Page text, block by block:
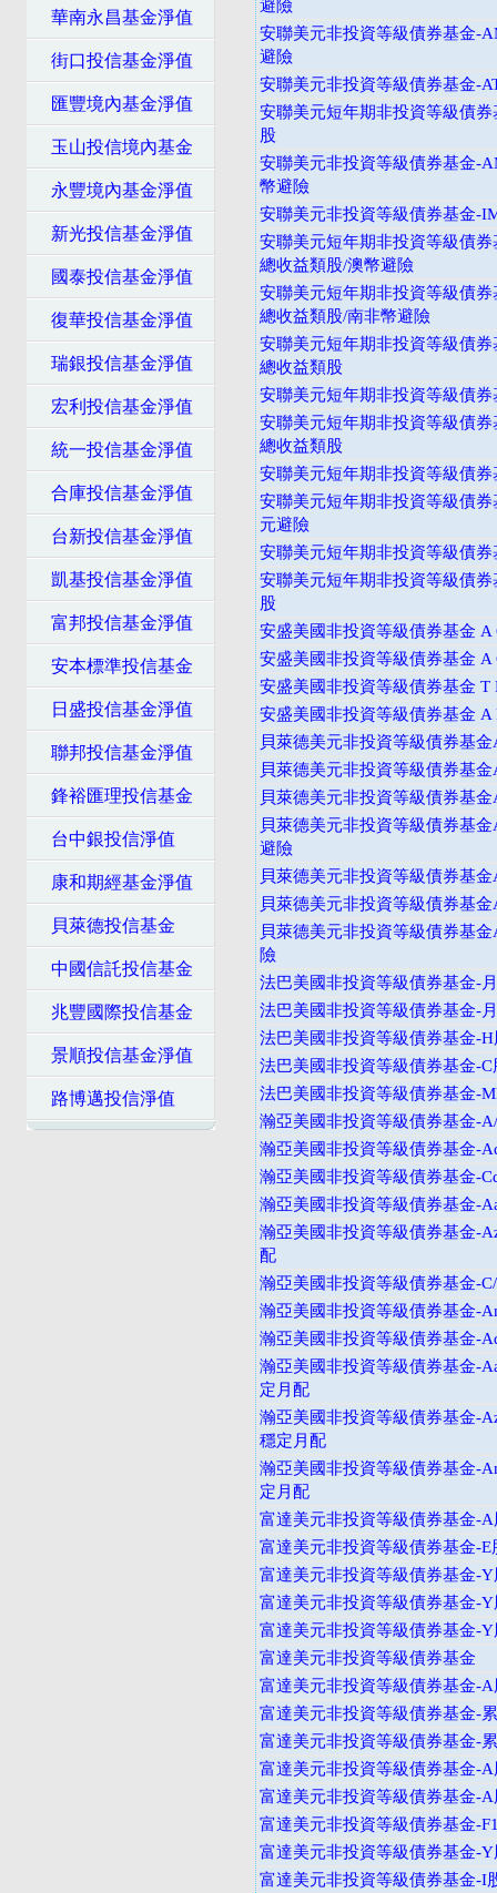
華南永昌基金淨值
街口投信基金淨值
匯豐境內基金淨值
玉山投信境內基金
永豐境內基金淨值
新光投信基金淨值
國泰投信基金淨值
復華投信基金淨值
瑞銀投信基金淨值
宏利投信基金淨值
統一投信基金淨值
合庫投信基金淨值
台新投信基金淨值
凱基投信基金淨值
富邦投信基金淨值
安本標準投信基金
日盛投信基金淨值
聯邦投信基金淨值
鋒裕匯理投信基金
台中銀投信淨值
康和期經基金淨值
貝萊德投信基金
中國信託投信基金
兆豐國際投信基金
景順投信基金淨值
路博邁投信淨值
避險
安聯美元非投資等級債券基金-
避險
安聯美元非投資等級債券基金-
安聯美元短年期非投資等級債
股
安聯美元非投資等級債券基金-
幣避險
安聯美元非投資等級債券基金-
安聯美元短年期非投資等級債
總收益類股/澳幣避險
安聯美元短年期非投資等級債
總收益類股/南非幣避險
安聯美元短年期非投資等級債
總收益類股
安聯美元短年期非投資等級債
安聯美元短年期非投資等級債
總收益類股
安聯美元短年期非投資等級債
安聯美元短年期非投資等級債
元避險
安聯美元短年期非投資等級債
安聯美元短年期非投資等級債
股
安盛美國非投資等級債券基金 A
安盛美國非投資等級債券基金 A
安盛美國非投資等級債券基金 T
安盛美國非投資等級債券基金 A
貝萊德美元非投資等級債券基
貝萊德美元非投資等級債券基
貝萊德美元非投資等級債券基
貝萊德美元非投資等級債券基
避險
貝萊德美元非投資等級債券基金
貝萊德美元非投資等級債券基
貝萊德美元非投資等級債券基
險
法巴美國非投資等級債券基金-
法巴美國非投資等級債券基金-
法巴美國非投資等級債券基金-
法巴美國非投資等級債券基金-C
法巴美國非投資等級債券基金-
瀚亞美國非投資等級債券基金-
瀚亞美國非投資等級債券基金-
瀚亞美國非投資等級債券基金-
瀚亞美國非投資等級債券基金-
瀚亞美國非投資等級債券基金-
配
瀚亞美國非投資等級債券基金-
瀚亞美國非投資等級債券基金-
瀚亞美國非投資等級債券基金-
瀚亞美國非投資等級債券基金-
定月配
瀚亞美國非投資等級債券基金-
穩定月配
瀚亞美國非投資等級債券基金-
定月配
富達美元非投資等級債券基金-
富達美元非投資等級債券基金-
富達美元非投資等級債券基金-Y
富達美元非投資等級債券基金-
富達美元非投資等級債券基金-
富達美元非投資等級債券基金
富達美元非投資等級債券基金-
富達美元非投資等級債券基金-
富達美元非投資等級債券基金-
富達美元非投資等級債券基金-
富達美元非投資等級債券基金-
富達美元非投資等級債券基金-
富達美元非投資等級債券基金-
富達美元非投資等級債券基金-I